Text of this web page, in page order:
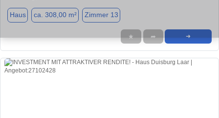
Haus ca. 308,00 m² Zimmer 13
★ ➦ ➜